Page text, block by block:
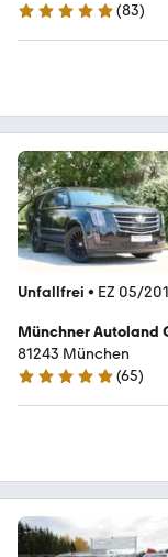
4.8 Sterne
(83)
Unfallfrei • EZ 05/
Münchner Autoland
81243 München
4.9 Sterne
(65)